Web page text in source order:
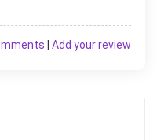
Add your review